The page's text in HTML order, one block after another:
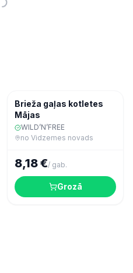
Saldēta pārtika
Brieža gaļas kotletes
Mājas
WILD’N’FREE
no Vidzemes novads
8,18 €/ gab.
Grozā